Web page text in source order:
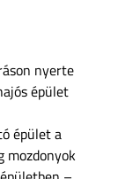
nyerte
épület
épület a
mozdonyok